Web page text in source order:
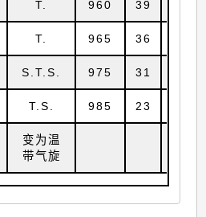
T. 960 39
T. 965 36
S.T.S. 975 31
T.S. 985 23
变为温
带气旋